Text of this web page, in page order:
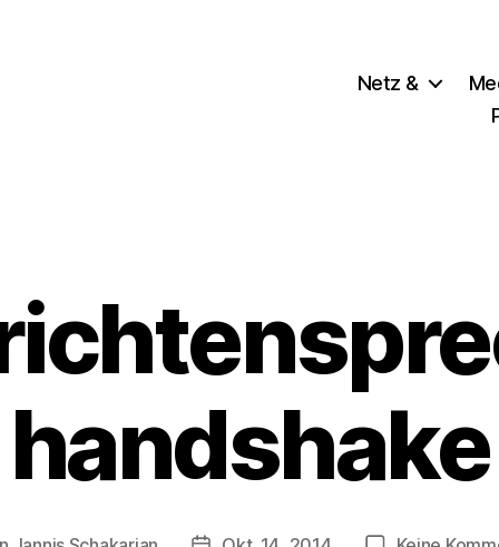
Netz &
handshake